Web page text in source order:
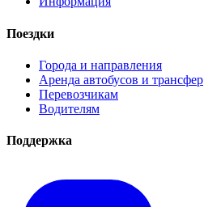
Поездки
Города и направления
Аренда автобусов и трансфер
Перевозчикам
Водителям
Поддержка